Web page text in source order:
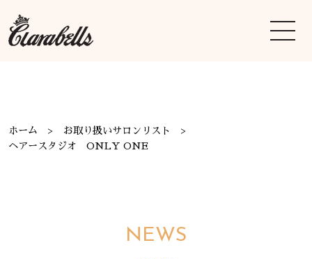
ホーム
お取り扱いサロンリスト
ヘアースタジオ ONLY ONE
NEWS